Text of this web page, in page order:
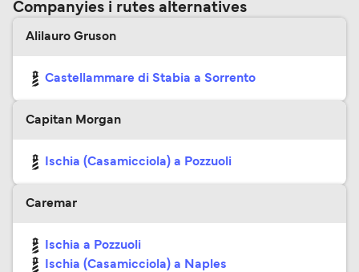
Companyies i rutes alternatives
Alilauro Gruson
Castellammare di Stabia a Sorrento
Capitan Morgan
Ischia (Casamicciola) a Pozzuoli
Caremar
Ischia a Pozzuoli
Ischia (Casamicciola) a Naples